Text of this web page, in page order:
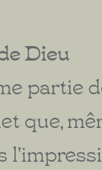
Dieu
partie
que,